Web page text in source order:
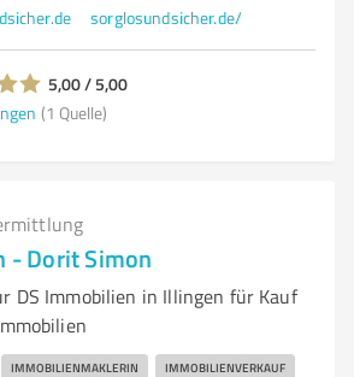
sorglosundsicher.de/
5,00 / 5,00
(1 Quelle)
- Dorit Simon
DS Immobilien in Illingen für Kauf
IMMOBILIENMAKLERIN IMMOBILIENVERKAUF